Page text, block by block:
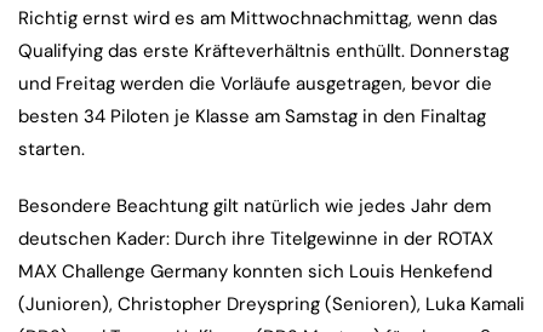
Richtig ernst wird es am Mittwochnachmittag, wenn das
Qualifying das erste Kräfteverhältnis enthüllt. Donnerstag
und Freitag werden die Vorläufe ausgetragen, bevor die
besten 34 Piloten je Klasse am Samstag in den Finaltag
starten.
Besondere Beachtung gilt natürlich wie jedes Jahr dem
deutschen Kader: Durch ihre Titelgewinne in der ROTAX
MAX Challenge Germany konnten sich Louis Henkefend
(Junioren), Christopher Dreyspring (Senioren), Luka Kamali